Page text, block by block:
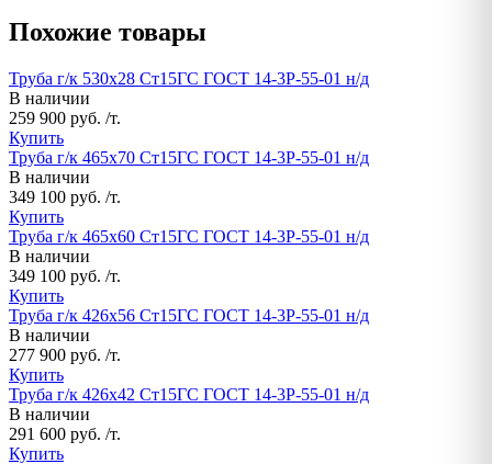
Похожие товары
Труба г/к 530х28 Ст15ГС ГОСТ 14-3Р-55-01 н/д
В наличии
259 900 руб. /т.
Купить
Труба г/к 465х70 Ст15ГС ГОСТ 14-3Р-55-01 н/д
В наличии
349 100 руб. /т.
Купить
Труба г/к 465х60 Ст15ГС ГОСТ 14-3Р-55-01 н/д
В наличии
349 100 руб. /т.
Купить
Труба г/к 426х56 Ст15ГС ГОСТ 14-3Р-55-01 н/д
В наличии
277 900 руб. /т.
Купить
Труба г/к 426х42 Ст15ГС ГОСТ 14-3Р-55-01 н/д
В наличии
291 600 руб. /т.
Купить